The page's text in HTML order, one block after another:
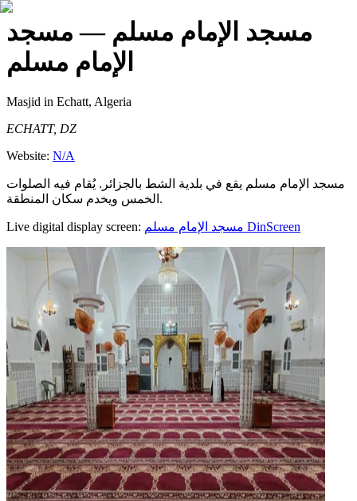
مسجد الإمام مسلم — مسجد
الإمام مسلم
Masjid in Echatt, Algeria
ECHATT, DZ
Website: N/A
مسجد الإمام مسلم يقع في بلدية الشط بالجزائر. يُقام فيه الصلوات
الخمس ويخدم سكان المنطقة.
Live digital display screen: مسجد الإمام مسلم DinScreen